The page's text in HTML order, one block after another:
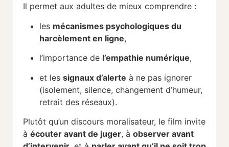
Il permet aux adultes de mieux comprendre :
les mécanismes psychologiques du
harcèlement en ligne,
l’importance de l’empathie numérique,
et les signaux d’alerte à ne pas ignorer
(isolement, silence, changement d’humeur,
retrait des réseaux).
Plutôt qu’un discours moralisateur, le film invite
à écouter avant de juger, à observer avant